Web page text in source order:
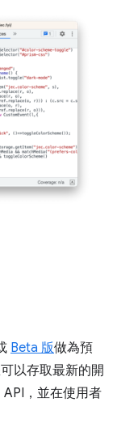
Beta 版做為預
以存取最新的開
，並在使用者